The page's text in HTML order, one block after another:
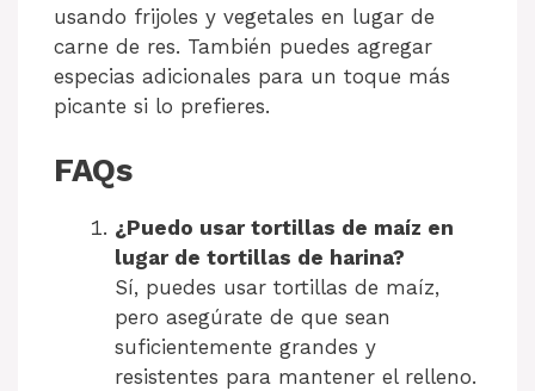
usando frijoles y vegetales en lugar de
carne de res. También puedes agregar
especias adicionales para un toque más
picante si lo prefieres.
FAQs
¿Puedo usar tortillas de maíz en
lugar de tortillas de harina?
Sí, puedes usar tortillas de maíz,
pero asegúrate de que sean
suficientemente grandes y
resistentes para mantener el relleno.